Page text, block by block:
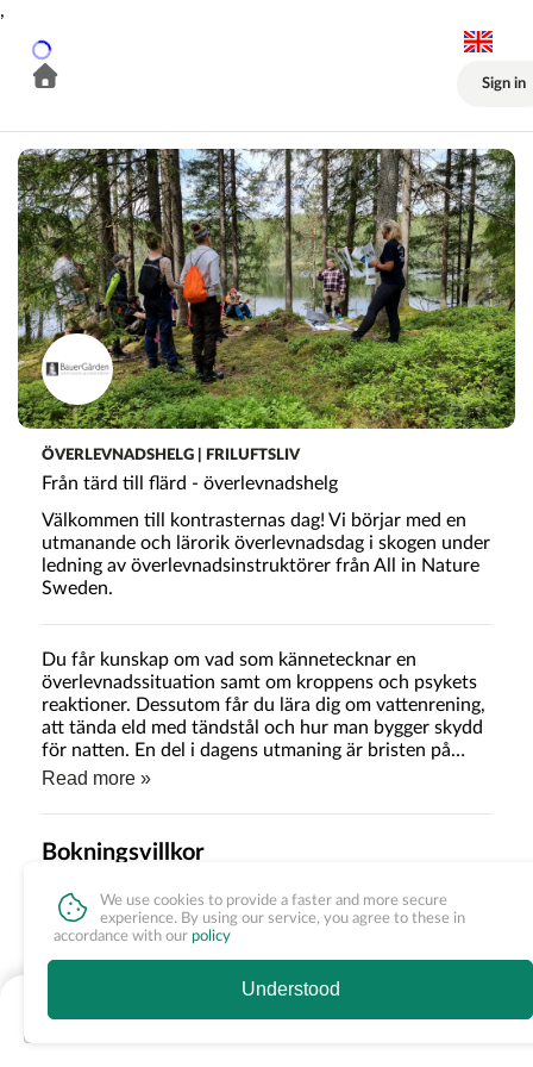
Sign in
ÖVERLEVNADSHELG | FRILUFTSLIV
Från tärd till flärd - överlevnadshelg
Välkommen till kontrasternas dag! Vi börjar med en
utmanande och lärorik överlevnadsdag i skogen under
ledning av överlevnadsinstruktörer från All in Nature
Sweden.
Du får kunskap om vad som kännetecknar en
överlevnadssituation samt om kroppens och psykets
reaktioner. Dessutom får du lära dig om vattenrening,
att tända eld med tändstål och hur man bygger skydd
för natten. En del i dagens utmaning är bristen på
mat, så förbered dig på att det kan bli lite knapert på
Read more »
Bokningsvillkor
Bauergården och All in Nature Sweden 2024/2025
Vid anmälan
Efter anmälan och meddelande om att det finns plats kvar på
kursen skickas en faktura på kursavgiften.
Vid mottagen betalning är anmälan slutgiltig. Obs! Ange
We use cookies to provide a faster and more secure
experience. By using our service, you agree to these in
accordance with our policy
Understood
,